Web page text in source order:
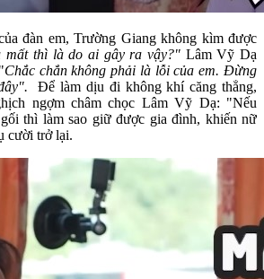
đàn em, Trường Giang không kìm được
mất thì là do ai gây ra vậy?"Lâm Vỹ Dạ
Chắc chắn không phải là lỗi của em. Đừng
đây".Để làm dịu đi không khí căng thẳng,
ngợm châm chọc Lâm Vỹ Dạ: "Nếu
thì làm sao giữ được gia đình, khiến nữ
cười trở lại.